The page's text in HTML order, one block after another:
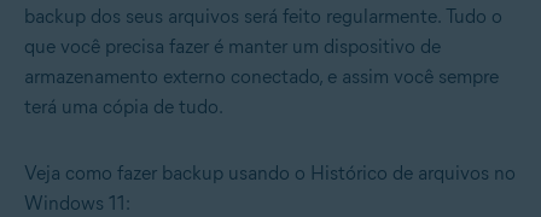
backup dos seus arquivos será feito regularmente. Tudo o
que você precisa fazer é manter um dispositivo de
armazenamento externo conectado, e assim você sempre
terá uma cópia de tudo.
Veja como fazer backup usando o Histórico de arquivos no
Windows 11: